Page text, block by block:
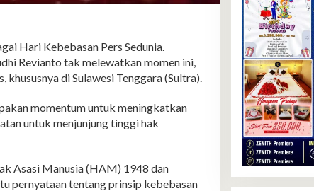
Hari Kebebasan Pers Sedunia.
Revianto tak melewatkan momen ini,
di Sulawesi Tenggara (Sultra).
momentum untuk meningkatkan
untuk menjunjung tinggi hak
Asasi Manusia (HAM) 1948 dan
pernyataan tentang prinsip kebebasan